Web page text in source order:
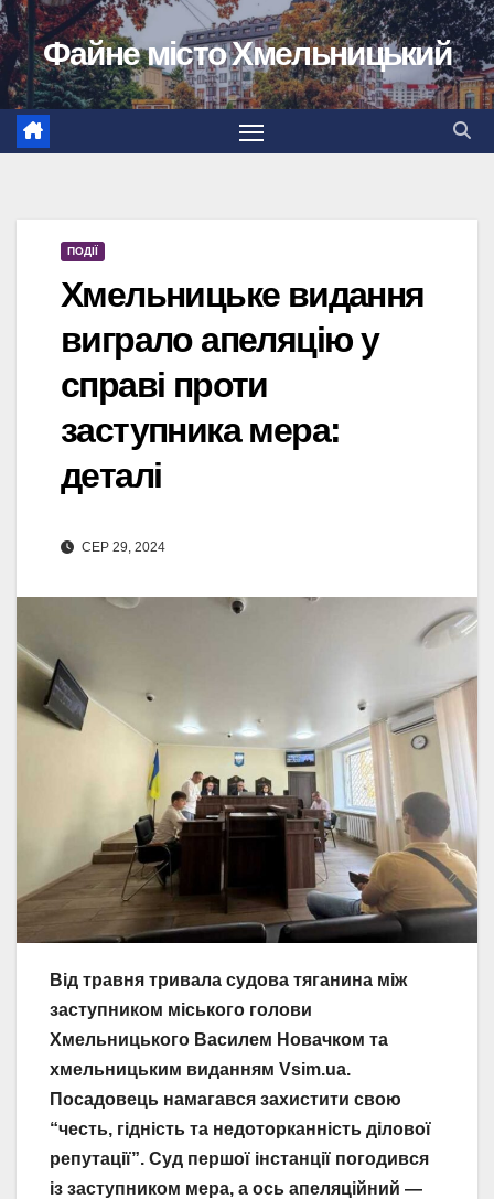
Перейти
до
вмісту
Файне місто Хмельницький
ПОДІЇ
Хмельницьке видання
виграло апеляцію у
справі проти
заступника мера:
деталі
СЕР 29, 2024
Від травня тривала судова тяганина між
заступником міського голови
Хмельницького Василем Новачком та
хмельницьким виданням Vsim.ua.
Посадовець намагався захистити свою
“честь, гідність та недоторканність ділової
репутації”. Суд першої інстанції погодився
із заступником мера, а ось апеляційний —